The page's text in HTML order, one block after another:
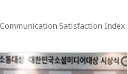
Satisfaction Index